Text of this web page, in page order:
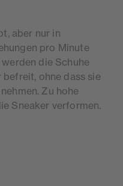
aber nur in
pro Minute
die Schuhe
befreit, ohne dass sie
Zu hohe
Sneaker verformen.